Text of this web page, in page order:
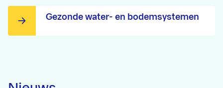
Gezonde water- en bodemsystemen